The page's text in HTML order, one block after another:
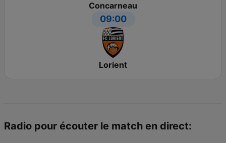
Concarneau
09:00
Lorient
Radio pour écouter le match en direct: